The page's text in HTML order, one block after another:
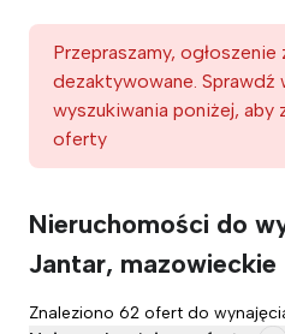
Przepraszamy, ogłoszenie
dezaktywowane. Sprawdź
wyszukiwania poniżej, aby
oferty
Nieruchomości do
Jantar, mazowieckie
Znaleziono 62 ofert do